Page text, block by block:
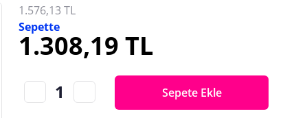
1.576,13 TL
Sepette
1.308,19 TL
Sepete Ekle